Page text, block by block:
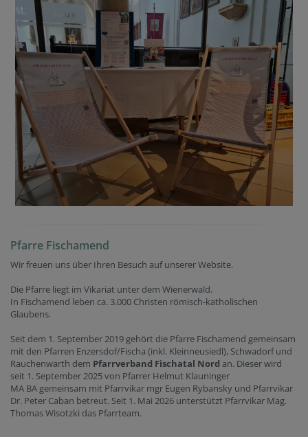
Pfarre Fischamend
Wir freuen uns über Ihren Besuch auf unserer Website.
Die Pfarre liegt im Vikariat unter dem Wienerwald.
In Fischamend leben ca. 3.000 Christen römisch-katholischen
Glaubens.
Seit dem 1. September 2019 gehört die Pfarre Fischamend gemeinsam
mit den Pfarren Enzersdof/Fischa (inkl. Kleinneusiedl), Schwadorf und
Rauchenwarth dem Pfarrverband Fischatal Nord an. Dieser wird
seit 1. September 2025 von Pfarrer Helmut Klauninger
MA BA gemeinsam mit Pfarrvikar mgr Eugen Rybansky und Pfarrvikar
Dr. Peter Caban betreut. Seit 1. Mai 2026 unterstützt Pfarrvikar Mag.
Thomas Wisotzki das Pfarrteam.